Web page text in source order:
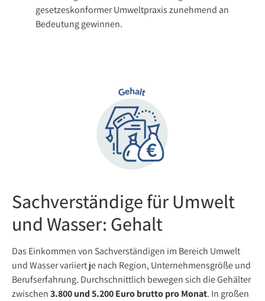
gesetzeskonformer Umweltpraxis zunehmend an
Bedeutung gewinnen.
Sachverständige für Umwelt
und Wasser: Gehalt
Das Einkommen von Sachverständigen im Bereich Umwelt
und Wasser variiert je nach Region, Unternehmensgröße und
Berufserfahrung. Durchschnittlich bewegen sich die Gehälter
zwischen3.800 und 5.200 Euro brutto pro Monat. In großen